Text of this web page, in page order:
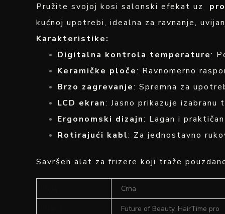
Pružite svojoj kosi salonski efekat uz
kućnoj upotrebi, idealna za ravnanje,
Karakteristike:
Digitalna kontrola temperature:
Keramičke ploče: Ravnomerno
Brzo zagrevanje: Spremna za
LCD ekran: Jasno prikazuje izabranu
Ergonomski dizajn: Lagan i
Rotirajući kabl: Za jednostavno
Savršen alat za frizere koji traže
Crna
Future of Beauty, HairTime pro